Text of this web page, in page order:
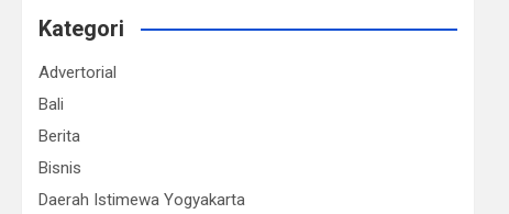
Kategori
Advertorial
Bali
Berita
Bisnis
Daerah Istimewa Yogyakarta